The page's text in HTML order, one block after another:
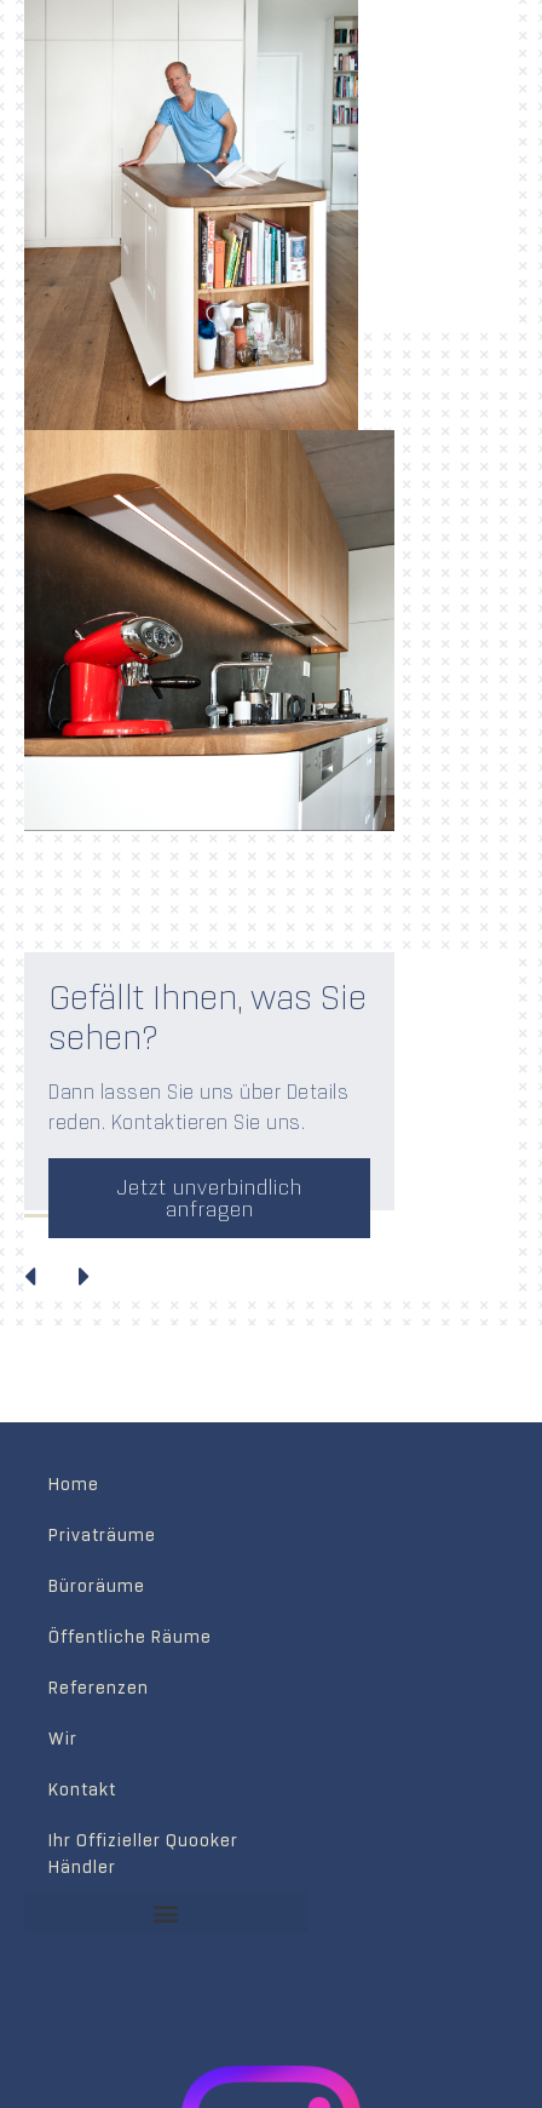
Gefällt Ihnen, was Sie
sehen?
Dann lassen Sie uns über Details
reden. Kontaktieren Sie uns.
Jetzt unverbindlich
anfragen
Home
Privaträume
Büroräume
Öffentliche Räume
Referenzen
Wir
Kontakt
Ihr Offizieller Quooker
Händler